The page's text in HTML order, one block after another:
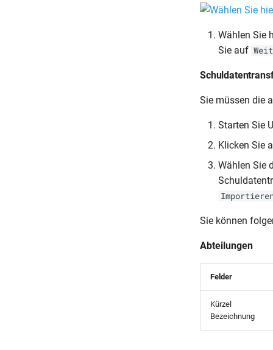
Wählen Sie
Sie auf
Sie müssen die
Starten Sie
Klicken Sie
Wählen Sie
Sie können
Abteilungen
Felder
Kürzel
Bezeichnung